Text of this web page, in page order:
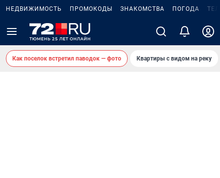
НЕДВИЖИМОСТЬ ПРОМОКОДЫ ЗНАКОМСТВА ПОГОДА
Как поселок встретил паводок — фото Квартиры с видом на реку